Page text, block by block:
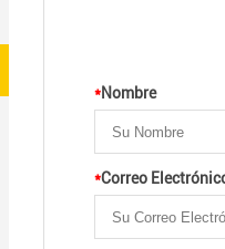
*Nombre
*Correo